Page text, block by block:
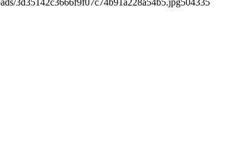
3d35142c3666f9f07c74b91a228a54b5.jpg504335